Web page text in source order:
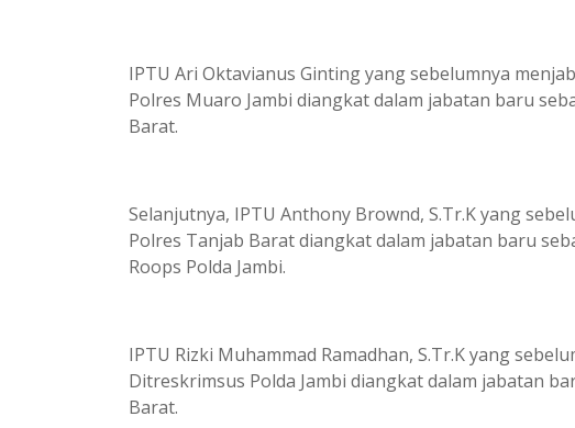
IPTU Ari Oktavianus Ginting yang sebelumnya
Polres Muaro Jambi diangkat dalam jabatan baru
Barat.
Selanjutnya, IPTU Anthony Brownd, S.Tr.K yang
Polres Tanjab Barat diangkat dalam jabatan baru
Roops Polda Jambi.
IPTU Rizki Muhammad Ramadhan, S.Tr.K yang
Ditreskrimsus Polda Jambi diangkat dalam jabatan
Barat.